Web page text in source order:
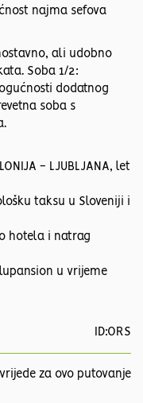
najma sefova
ali udobno
Soba 1/2:
dodatnog
soba s
- LJUBLJANA, let
taksu u Sloveniji i
hotela i natrag
u vrijeme
ID:ORS
za ovo putovanje